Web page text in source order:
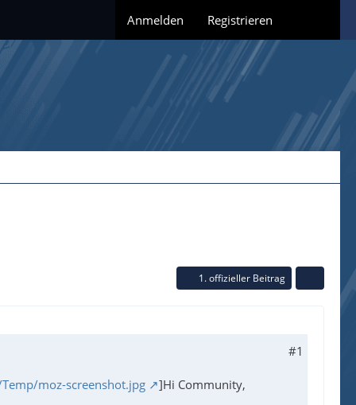
Anmelden Registrieren
1. offizieller Beitrag
#1
moz-screenshot.jpg
]Hi Community,